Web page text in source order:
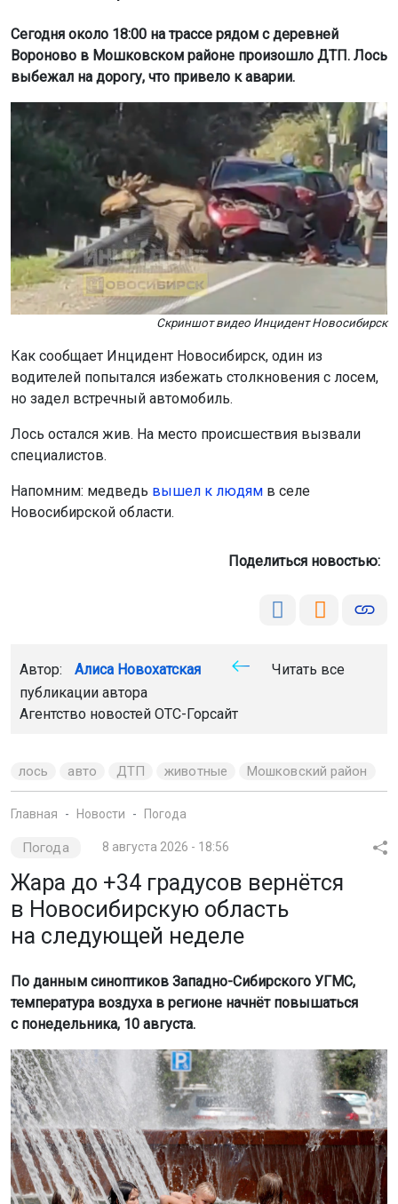
Сегодня около 18:00 на трассе рядом с деревней
Вороново в Мошковском районе произошло ДТП. Лось
выбежал на дорогу, что привело к аварии.
Скриншот видео Инцидент Новосибирск
Как сообщает Инцидент Новосибирск, один из
водителей попытался избежать столкновения с лосем,
но задел встречный автомобиль.
Лось остался жив. На место происшествия вызвали
специалистов.
Напомним: медведь вышел к людям в селе
Новосибирской области.
Поделиться новостью:
Автор: Алиса Новохатская
Читать все
публикации автора
Агентство новостей ОТС-Горсайт
лось авто ДТП животные Мошковский район
Главная Новости Погода
Погода 8 августа 2026 - 18:56
Жара до +34 градусов вернётся
в Новосибирскую область
на следующей неделе
По данным синоптиков Западно-Сибирского УГМС,
температура воздуха в регионе начнёт повышаться
с понедельника, 10 августа.